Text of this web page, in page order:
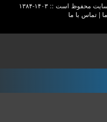
است :: ۱۴۰۳-۱۳۸۴
|تماس با ما